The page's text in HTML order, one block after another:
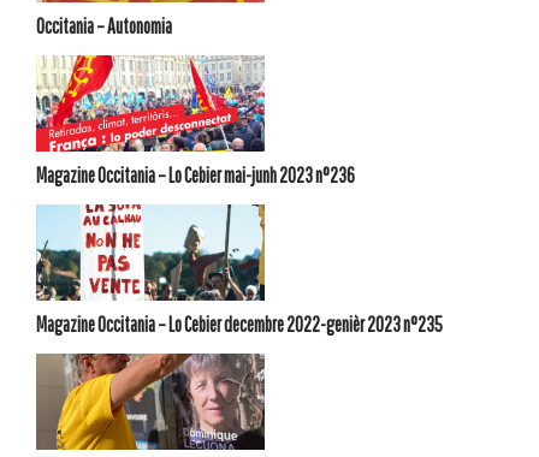
Occitania – Autonomia
Magazine Occitania – Lo Cebier mai-junh 2023 n°236
Magazine Occitania – Lo Cebier decembre 2022-genièr 2023 n°235